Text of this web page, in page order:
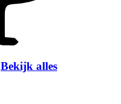
Bekijk alles